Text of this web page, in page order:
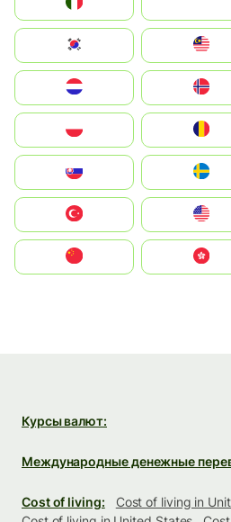
South Korea
United States
中國香港特別行政區
Курсы валют:
Международные денежные
Cost of living:
Cost of living in